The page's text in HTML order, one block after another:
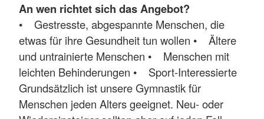
An wen richtet sich das Angebot?
• Gestresste, abgespannte Menschen, die
etwas für ihre Gesundheit tun wollen • Ältere
und untrainierte Menschen • Menschen mit
leichten Behinderungen • Sport-Interessierte
Grundsätzlich ist unsere Gymnastik für
Menschen jeden Alters geeignet. Neu- oder